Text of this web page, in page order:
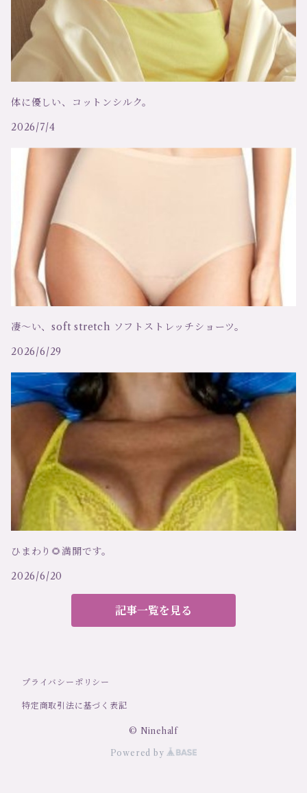
コエミ COEMI
シモームペレール ＳＩＭＯＮＥ ＰＥＲＥＬＥ
リトラッティ RITRATTI
アリアンヌ
アートマリア、マディバ
テア
アンドレ サルダ
オスカリート
キアラ フィオリーニ
メゾンクローズ
ツインセット
ハンロ
ルナディセタ
エスコラ
キャミソール
トップス
ドレス、ワンピース
ローブ、ガウン
ガーターベルト
カーディガン
セーター
ベスト
スリーインワン（ビスチェ）
ルームウェア
ハーネス
補正・矯正ブラ
キャップ リボン
ソフトブラ
ソックス
体に優しい、コットンシルク。
2026/7/4
凄～い、soft stretch ソフトストレッチショーツ。
2026/6/29
ひまわり🌻満開です。
2026/6/20
記事一覧を見る
プライバシーポリシー
特定商取引法に基づく表記
© Ninehalf
Powered by